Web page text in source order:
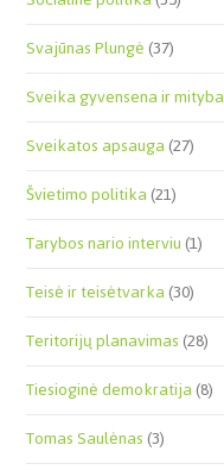
Svajūnas Plungė(37)
Sveika gyvensena ir mityba
Sveikatos apsauga(27)
Švietimo politika(21)
Tarybos nario interviu(1)
Teisė ir teisėtvarka(30)
Teritorijų planavimas(28)
Tiesioginė demokratija(8)
Tomas Saulėnas(3)